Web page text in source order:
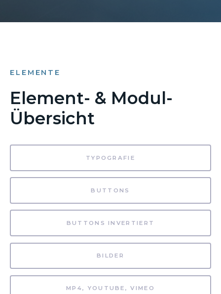
ELEMENTE
Element- & Modul-
Übersicht
TYPOGRAFIE
BUTTONS
BUTTONS INVERTIERT
BILDER
MP4, YOUTUBE, VIMEO